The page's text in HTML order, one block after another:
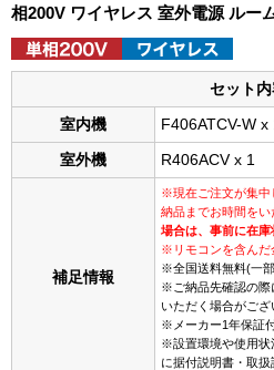
相200V ワイヤレス 室外電源 ルー
セット
室内機 F406ATCV-W x
室外機 R406ACV x 1
補足情報
※現在ご注文が集中
納品までお時間をい
場合は、事前に在庫
※リモコンを含んだ
※全国送料無料(一
※ご納品先確認の際
いただく場合がござ
※メーカー1年保証
※設置環境や使用状
に据付説明書・取扱